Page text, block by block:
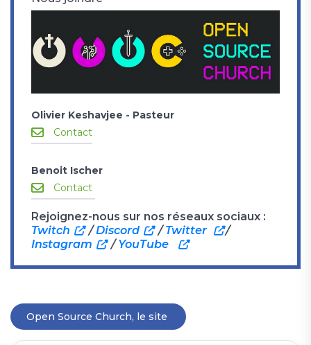
Olivier Keshavjee - Pasteur
Contact
Benoit Ischer
Contact
Rejoignez-nous sur nos réseaux sociaux :
Twitch
/Discord /Twitter
/
Instagram
/YouTube
Open Source Church, le site